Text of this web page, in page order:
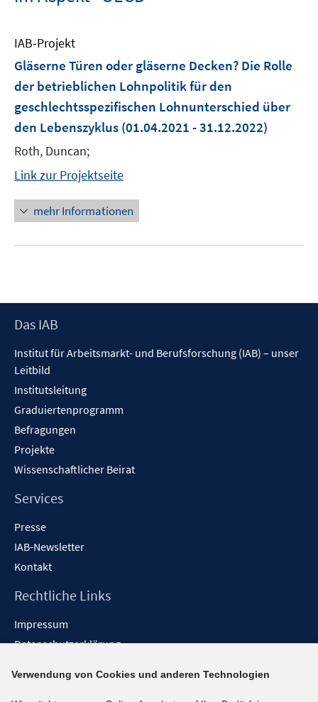
IAB-Projekt
Gläserne Türen oder gläserne Decken? Die Rolle
der betrieblichen Lohnpolitik für den
geschlechtsspezifischen Lohnunterschied über
den Lebenszyklus (01.04.2021 - 31.12.2022)
Roth, Duncan;
Link zur Projektseite
mehr Informationen
Footer
Das IAB
Institut für Arbeitsmarkt- und Berufsforschung (IAB) – unser
Leitbild
Institutsleitung
Graduiertenprogramm
Befragungen
Projekte
Wissenschaftlicher Beirat
Services
Presse
IAB-Newsletter
Kontakt
Rechtliche Links
Impressum
Datenschutzerklärung
Barrieren melden
Verwendung von Cookies und anderen Technologien